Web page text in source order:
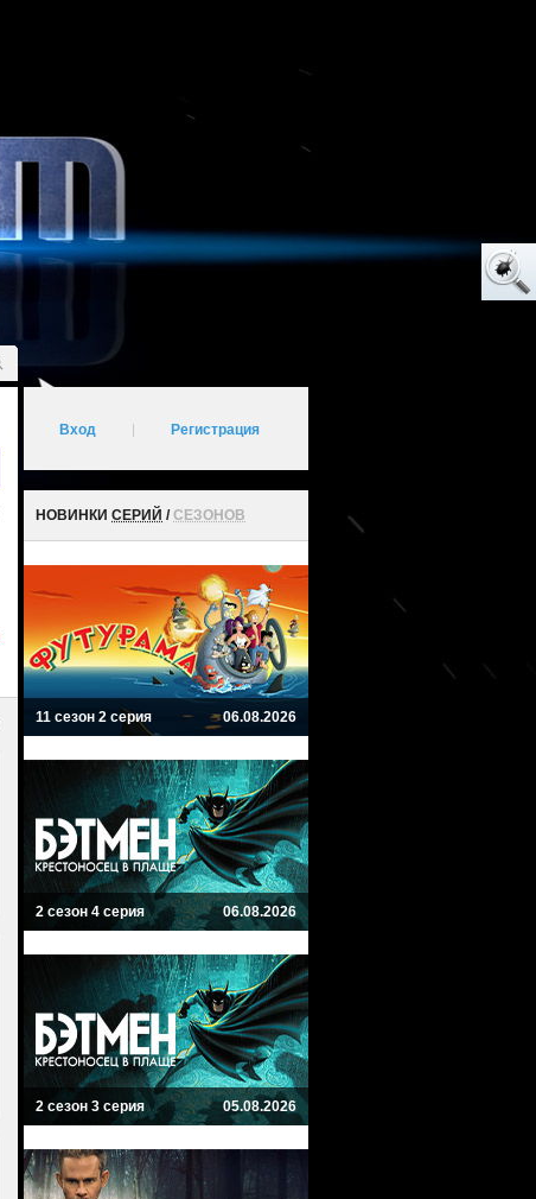
Вход Регистрация
НОВИНКИ СЕРИЙ /СЕЗОНОВ
11 сезон 2 серия 06.08.2026
2 сезон 4 серия 06.08.2026
2 сезон 3 серия 05.08.2026